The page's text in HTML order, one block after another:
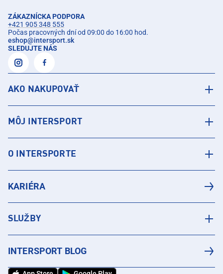
ZÁKAZNÍCKA PODPORA
+421 905 348 555
Počas pracovných dní od 09:00 do 16:00 hod.
eshop@intersport.sk
SLEDUJTE NÁS
AKO NAKUPOVAŤ
MÔJ INTERSPORT
O INTERSPORTE
KARIÉRA
SLUŽBY
INTERSPORT BLOG